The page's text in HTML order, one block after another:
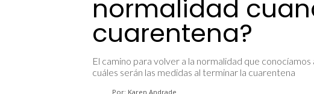
normalidad
cuarentena?
El camino para volver a la normalidad que
cuáles serán las medidas al terminar la cuarentena
Por: Karen Andrade